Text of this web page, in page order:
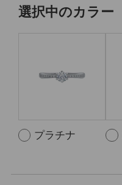
選択中のカラー
プラチナ